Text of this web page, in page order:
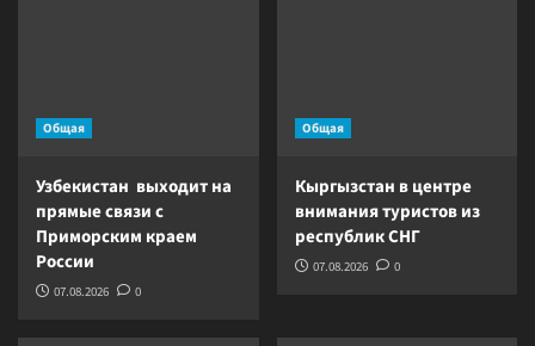
Общая
Узбекистан выходит на
прямые связи с
Приморским краем
России
07.08.2026 0
Общая
Кыргызстан в центре
внимания туристов из
республик СНГ
07.08.2026 0